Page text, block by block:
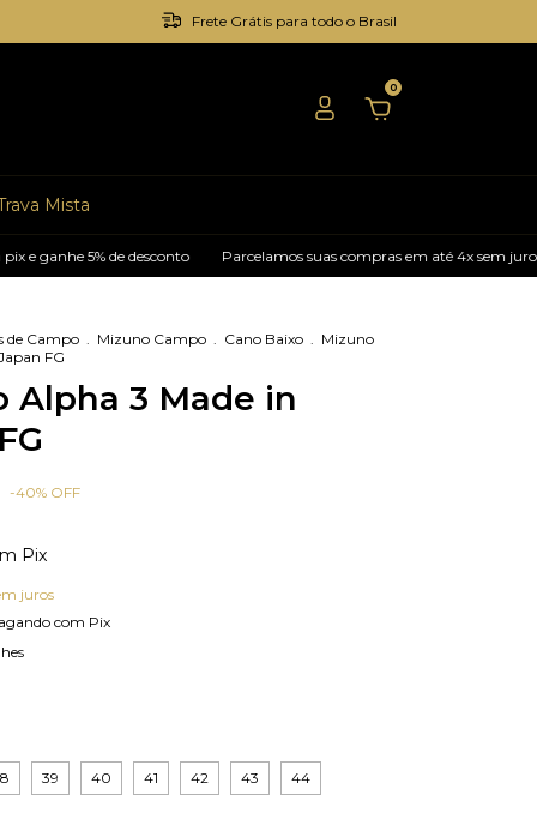
Frete Grátis para todo o Brasil
0
Mista
5% de desconto Parcelamos suas compras em até 4x sem juros
de Campo Mizuno Campo Cano Baixo
Mizuno
FG
Alpha 3 Made in
-40% OFF
Pix
juros
com Pix
39 40 41 42 43 44